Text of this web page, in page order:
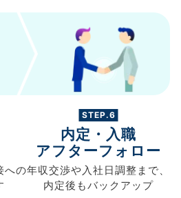
への
STEP.6
内定・入職
アフターフォロー
年収交渉や入社日調整まで、
内定後もバックアップ